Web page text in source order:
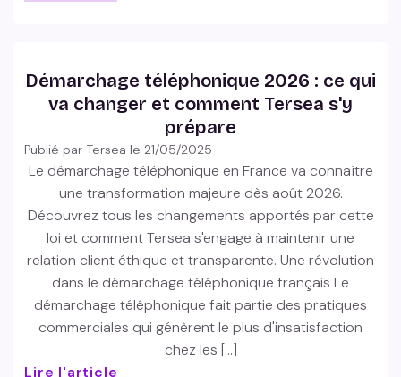
Démarchage téléphonique 2026 : ce qui
va changer et comment Tersea s'y
prépare
Publié par Tersea le 21/05/2025
Le démarchage téléphonique en France va connaître
une transformation majeure dès août 2026.
Découvrez tous les changements apportés par cette
loi et comment Tersea s'engage à maintenir une
relation client éthique et transparente. Une révolution
dans le démarchage téléphonique français Le
démarchage téléphonique fait partie des pratiques
commerciales qui génèrent le plus d'insatisfaction
chez les […]
Lire l'article